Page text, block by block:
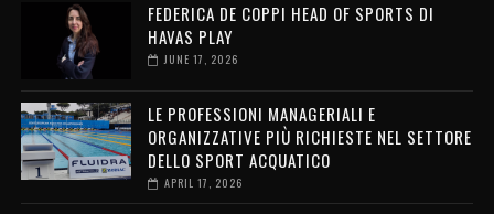
FEDERICA DE COPPI HEAD OF SPORTS DI
HAVAS PLAY
JUNE 17, 2026
LE PROFESSIONI MANAGERIALI E
ORGANIZZATIVE PIÙ RICHIESTE NEL SETTORE
DELLO SPORT ACQUATICO
APRIL 17, 2026